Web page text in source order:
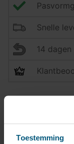
Toestemming
Snelle
14
Artikelnummer